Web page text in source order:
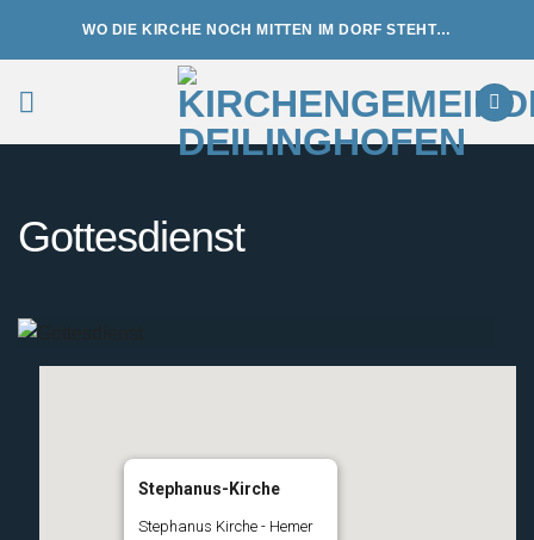
WO DIE KIRCHE NOCH MITTEN IM DORF STEHT…
Gottesdienst
Stephanus-Kirche
Stephanus Kirche - Hemer